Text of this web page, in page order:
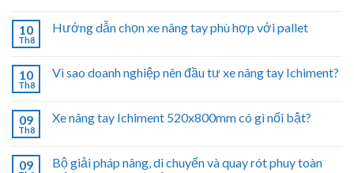
10
Th8
Hướng dẫn chọn xe nâng tay phù hợp với pallet
10
Th8
Vì sao doanh nghiệp nên đầu tư xe nâng tay Ichiment?
09
Th8
Xe nâng tay Ichiment 520x800mm có gì nổi bật?
09
Bộ giải pháp nâng, di chuyển và quay rót phuy toàn